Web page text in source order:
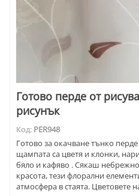
Готово перде от
рисунък
Код: PER948
Готово за окачване тънко
щампата са цветя и клонки,
бяло и кафяво . Сякаш
красота, тези флорални
атмосфера в стаята. Цветовете